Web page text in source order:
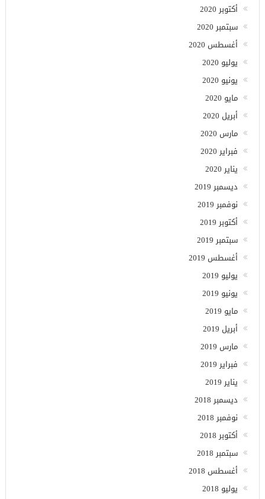
أكتوبر 2020
سبتمبر 2020
أغسطس 2020
يوليو 2020
يونيو 2020
مايو 2020
أبريل 2020
مارس 2020
فبراير 2020
يناير 2020
ديسمبر 2019
نوفمبر 2019
أكتوبر 2019
سبتمبر 2019
أغسطس 2019
يوليو 2019
يونيو 2019
مايو 2019
أبريل 2019
مارس 2019
فبراير 2019
يناير 2019
ديسمبر 2018
نوفمبر 2018
أكتوبر 2018
سبتمبر 2018
أغسطس 2018
يوليو 2018